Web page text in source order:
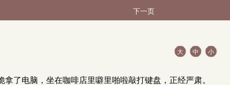
下一页
大 中 小
了电脑，坐在咖啡店里噼里啪啦敲打键盘，正经严肃。